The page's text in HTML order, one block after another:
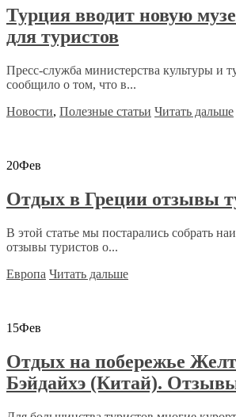
Турция вводит новую
для туристов
Пресс-служба министерства культуры и
сообщило о том, что в...
Новости, Полезные статьи Читать дальше
20Фев
Отдых в Греции отзывы
В этой статье мы постарались собрать
отзывы туристов о...
Европа Читать дальше
15Фев
Отдых на побережье
Бэйдайхэ (Китай).